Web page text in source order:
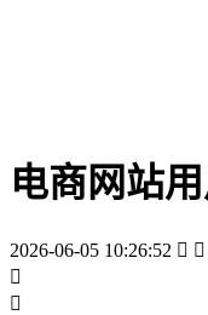
电商网站
2026-06-05 10:26:52  

